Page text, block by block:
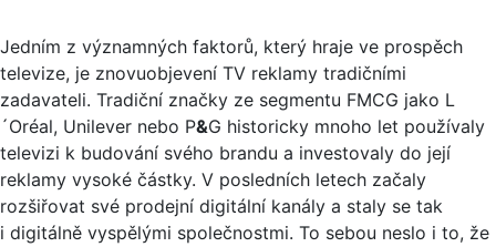
Jedním z významných faktorů, který hraje ve prospěch
televize, je znovuobjevení TV reklamy tradičními
zadavateli. Tradiční značky ze segmentu FMCG jako L
´Oréal, Unilever nebo P&G historicky mnoho let používaly
televizi k budování svého brandu a investovaly do její
reklamy vysoké částky. V posledních letech začaly
rozšiřovat své prodejní digitální kanály a staly se tak
i digitálně vyspělými společnostmi. To sebou neslo i to, že